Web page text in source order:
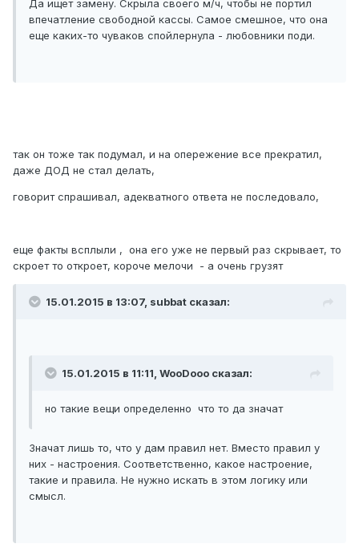
Да ищет замену. Скрыла своего м/ч, чтобы не портил
впечатление свободной кассы. Самое смешное, что она
еще каких-то чуваков спойлернула - любовники поди.
так он тоже так подумал, и на опережение все прекратил,
даже ДОД не стал делать,
говорит спрашивал, адекватного ответа не последовало,
еще факты всплыли , она его уже не первый раз скрывает, то
скроет то откроет, короче мелочи - а очень грузят
15.01.2015 в 13:07, subbat сказал:
15.01.2015 в 11:11, WooDooo сказал:
но такие вещи определенно что то да значат
Значат лишь то, что у дам правил нет. Вместо правил у
них - настроения. Соответственно, какое настроение,
такие и правила. Не нужно искать в этом логику или
смысл.